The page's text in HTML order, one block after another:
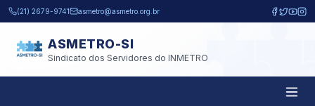
Pular para o conteúdo principal
(21) 2679-9741 asmetro@asmetro.org.br
ASMETRO-SI
Sindicato dos Servidores do INMETRO